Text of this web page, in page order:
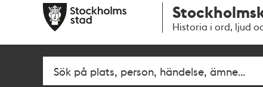
navigationen
huvudinnehållet
Historia i ord, ljud
Fritextsök